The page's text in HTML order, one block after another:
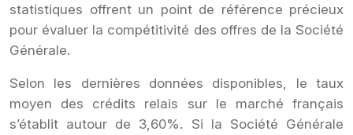
statistiques offrent un point de référence précieux
pour évaluer la compétitivité des offres de la Société
Générale.
Selon les dernières données disponibles, le taux
moyen des crédits relais sur le marché français
s’établit autour de 3,60%. Si la Société Générale